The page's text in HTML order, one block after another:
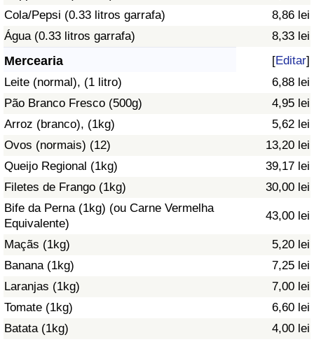
Cola/Pepsi (0.33 litros garrafa)
8,86 lei
Água (0.33 litros garrafa)
8,33 lei
Mercearia [Editar]
Leite (normal), (1 litro)
6,88 lei
Pão Branco Fresco (500g)
4,95 lei
Arroz (branco), (1kg)
5,62 lei
Ovos (normais) (12)
13,20 lei
Queijo Regional (1kg)
39,17 lei
Filetes de Frango (1kg)
30,00 lei
Bife da Perna (1kg) (ou Carne Vermelha
Equivalente)
43,00 lei
Maçãs (1kg)
5,20 lei
Banana (1kg)
7,25 lei
Laranjas (1kg)
7,00 lei
Tomate (1kg)
6,60 lei
Batata (1kg)
4,00 lei
Indicador de Crime
Índice de criminalidade por país
Saúde
Indicador de Saúde (Atual)
Indicador de Saúde
Indicador de Saúde por País
Poluição
Índice de poluição
Indicador de Poluição por País